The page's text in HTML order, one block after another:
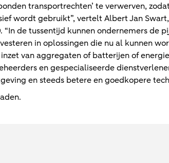
transportrechten’ te verwerven,
wordt gebruikt”, vertelt Albert Jan
“In de tussentijd kunnen ondernemers de
in oplossingen die nu al kunnen
van aggregaten of batterijen of
en gespecialiseerde
en steeds betere en goedkopere